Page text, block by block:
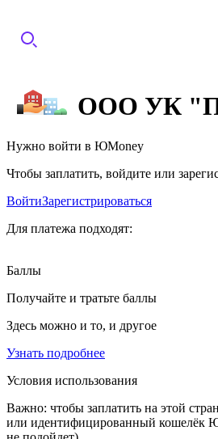
ООО УК
Нужно войти в ЮMoney
Чтобы заплатить, войдите или
ВойтиЗарегистрироваться
Для платежа подходят:
Баллы
Получайте и тратьте баллы
Здесь можно и то, и другое
Узнать подробнее
Условия использования
Важно: чтобы заплатить на этой
или идентифицированный кошелёк